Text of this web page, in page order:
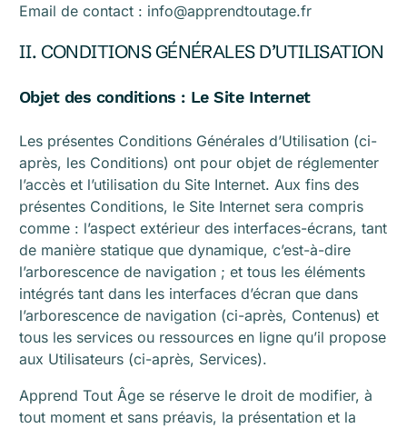
Email de contact : info@apprendtoutage.fr
II. CONDITIONS GÉNÉRALES D’UTILISATION
Objet des conditions : Le Site Internet
Les présentes Conditions Générales d’Utilisation (ci-
après, les Conditions) ont pour objet de réglementer
l’accès et l’utilisation du Site Internet. Aux fins des
présentes Conditions, le Site Internet sera compris
comme : l’aspect extérieur des interfaces-écrans, tant
de manière statique que dynamique, c’est-à-dire
l’arborescence de navigation ; et tous les éléments
intégrés tant dans les interfaces d’écran que dans
l’arborescence de navigation (ci-après, Contenus) et
tous les services ou ressources en ligne qu’il propose
aux Utilisateurs (ci-après, Services).
Apprend Tout Âge se réserve le droit de modifier, à
tout moment et sans préavis, la présentation et la